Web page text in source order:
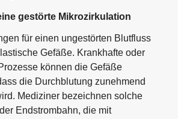
gestörte Mikrozirkulation
für einen ungestörten Blutfluss
Gefäße. Krankhafte oder
können die Gefäße
die Durchblutung zunehmend
Mediziner bezeichnen solche
Endstrombahn, die mit